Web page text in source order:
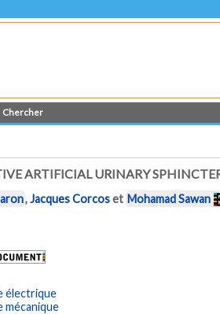
Chercher
ARTIFICIAL URINARY
,Jacques Corcoset Mohamad Sawan
électrique
mécanique